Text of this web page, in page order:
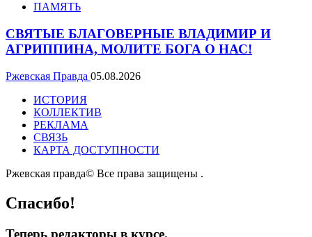
ПАМЯТЬ
СВЯТЫЕ БЛАГОВЕРНЫЕ ВЛАДИМИР И
АГРИППИНА, МОЛИТЕ БОГА О НАС!
Ржевская Правда 05.08.2026
ИСТОРИЯ
КОЛЛЕКТИВ
РЕКЛАМА
СВЯЗЬ
КАРТА ДОСТУПНОСТИ
Ржевская правда© Все права защищены .
Спасибо!
Теперь редакторы в курсе.